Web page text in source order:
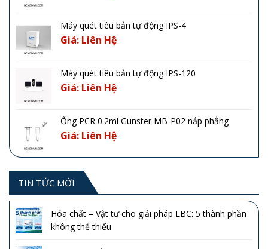
Máy quét tiêu bản tự động IPS-4
Giá: Liên Hệ
Máy quét tiêu bản tự động IPS-120
Giá: Liên Hệ
Ống PCR 0.2ml Gunster MB-P02 nắp phẳng
Giá: Liên Hệ
TIN TỨC MỚI
Hóa chất – Vật tư cho giải pháp LBC: 5 thành phần
không thể thiếu